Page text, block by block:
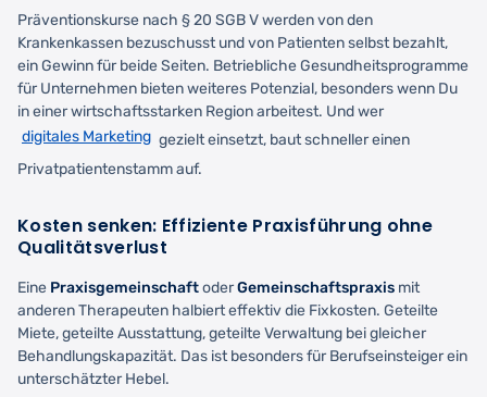
Präventionskurse nach § 20 SGB V werden von den
Krankenkassen bezuschusst und von Patienten selbst bezahlt,
ein Gewinn für beide Seiten. Betriebliche Gesundheitsprogramme
für Unternehmen bieten weiteres Potenzial, besonders wenn Du
in einer wirtschaftsstarken Region arbeitest. Und wer
digitales Marketing gezielt einsetzt, baut schneller einen
Privatpatientenstamm auf.
Kosten senken: Effiziente Praxisführung ohne
Qualitätsverlust
Eine PraxisgemeinschaftoderGemeinschaftspraxis mit
anderen Therapeuten halbiert effektiv die Fixkosten. Geteilte
Miete, geteilte Ausstattung, geteilte Verwaltung bei gleicher
Behandlungskapazität. Das ist besonders für Berufseinsteiger ein
unterschätzter Hebel.